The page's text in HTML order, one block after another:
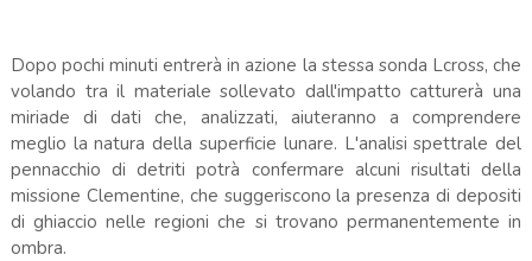
Dopo pochi minuti entrerà in azione la stessa sonda Lcross, che
volando tra il materiale sollevato dall'impatto catturerà una
miriade di dati che, analizzati, aiuteranno a comprendere
meglio la natura della superficie lunare. L'analisi spettrale del
pennacchio di detriti potrà confermare alcuni risultati della
missione Clementine, che suggeriscono la presenza di depositi
di ghiaccio nelle regioni che si trovano permanentemente in
ombra.